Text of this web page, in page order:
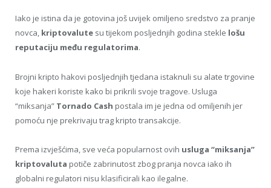
Iako je istina da je gotovina još uvijek omiljeno sredstvo za pranje
novca, kriptovalute su tijekom posljednjih godina stekle lošu
reputaciju među regulatorima.
Brojni kripto hakovi posljednjih tjedana istaknuli su alate trgovine
koje hakeri koriste kako bi prikrili svoje tragove. Usluga
“miksanja” Tornado Cash postala im je jedna od omiljenih jer
pomoću nje prekrivaju trag kripto transakcije.
Prema izvješćima, sve veća popularnost ovih usluga “miksanja”
kriptovaluta potiče zabrinutost zbog pranja novca iako ih
globalni regulatori nisu klasificirali kao ilegalne.